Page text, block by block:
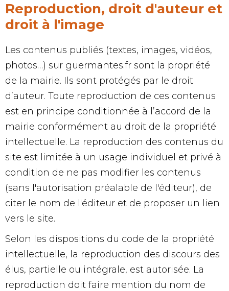
Reproduction, droit d'auteur et
droit à l'image
Les contenus publiés (textes, images, vidéos,
photos…) sur guermantes.fr sont la propriété
de la mairie. Ils sont protégés par le droit
d’auteur. Toute reproduction de ces contenus
est en principe conditionnée à l’accord de la
mairie conformément au droit de la propriété
intellectuelle. La reproduction des contenus du
site est limitée à un usage individuel et privé à
condition de ne pas modifier les contenus
(sans l'autorisation préalable de l'éditeur), de
citer le nom de l'éditeur et de proposer un lien
vers le site.
Selon les dispositions du code de la propriété
intellectuelle, la reproduction des discours des
élus, partielle ou intégrale, est autorisée. La
reproduction doit faire mention du nom de